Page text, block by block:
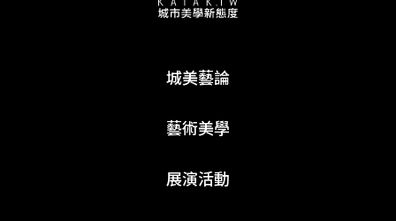
城美藝論
藝術美學
展演活動